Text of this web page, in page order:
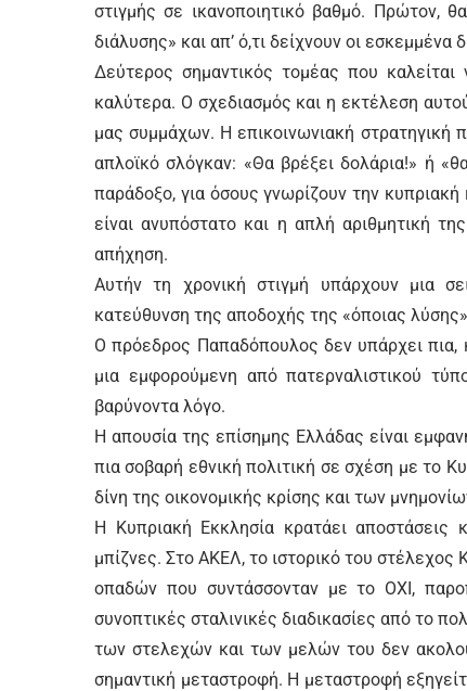
στιγμής σε ικανοποιητικό βαθμό. Πρώτον,
διάλυσης» και απ’ ό,τι δείχνουν οι
Δεύτερος σημαντικός τομέας που καλείται
καλύτερα. Ο σχεδιασμός και η εκτέλεση
μας συμμάχων. Η επικοινωνιακή στρατηγική
απλοϊκό σλόγκαν: «Θα βρέξει δολάρια!» ή
παράδοξο, για όσους γνωρίζουν την
είναι ανυπόστατο και η απλή αριθμητική
απήχηση.
Αυτήν τη χρονική στιγμή υπάρχoυν μια
κατεύθυνση της αποδοχής της «όποιας
Ο πρόεδρος Παπαδόπουλος δεν υπάρχει
μια εμφορούμενη από πατερναλιστικού
βαρύνοντα λόγο.
Η απουσία της επίσημης Ελλάδας είναι
πια σοβαρή εθνική πολιτική σε σχέση με το
δίνη της οικονομικής κρίσης και των
Η Κυπριακή Εκκλησία κρατάει αποστάσεις
μπίζνες. Στο ΑΚΕΛ, το ιστορικό του
οπαδών που συντάσσονταν με το ΟΧΙ,
συνοπτικές σταλινικές διαδικασίες από το
των στελεχών και των μελών του δεν
σημαντική μεταστροφή. Η μεταστροφή